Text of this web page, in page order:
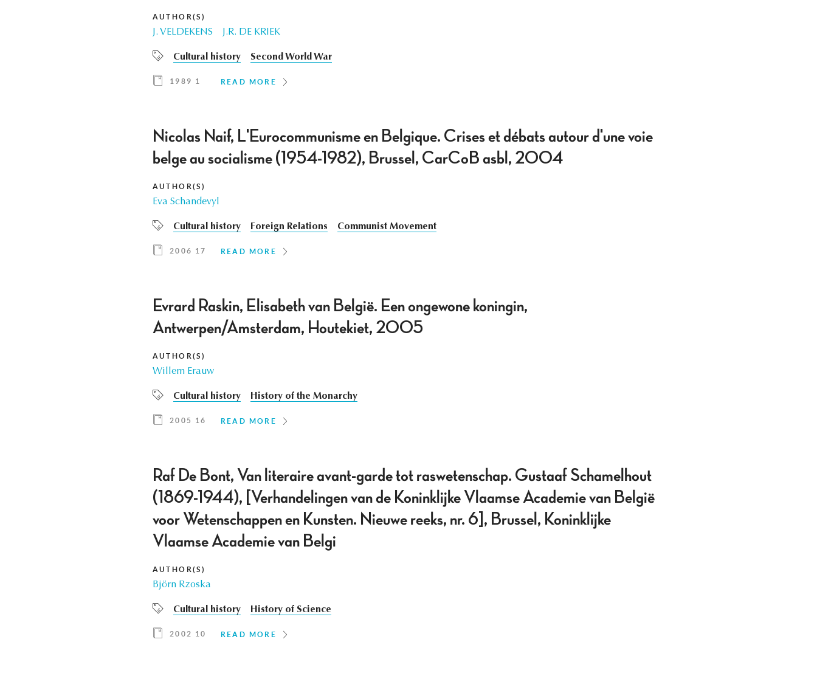
AUTHOR(S)
J. VELDEKENS J.R. DE KRIEK
Cultural history Second World War
1989 1 READ MORE
Nicolas Naif, L'Eurocommunisme en Belgique. Crises et débats autour d'une voie
belge au socialisme (1954-1982), Brussel, CarCoB asbl, 2004
AUTHOR(S)
Eva Schandevyl
Cultural history Foreign Relations Communist Movement
2006 17 READ MORE
Evrard Raskin, Elisabeth van België. Een ongewone koningin,
Antwerpen/Amsterdam, Houtekiet, 2005
AUTHOR(S)
Willem Erauw
Cultural history History of the Monarchy
2005 16 READ MORE
Raf De Bont, Van literaire avant-garde tot raswetenschap. Gustaaf Schamelhout
(1869-1944), [Verhandelingen van de Koninklijke Vlaamse Academie van België
voor Wetenschappen en Kunsten. Nieuwe reeks, nr. 6], Brussel, Koninklijke
Vlaamse Academie van Belgi
AUTHOR(S)
Björn Rzoska
Cultural history History of Science
2002 10 READ MORE